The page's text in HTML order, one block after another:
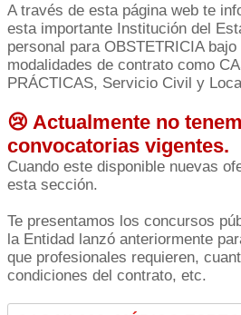
A través de esta página web te
esta importante Institución del
personal para OBSTETRICIA
modalidades de contrato como
PRÁCTICAS, Servicio Civil y
😢 Actualmente no
convocatorias vigentes.
Cuando este disponible nuevas
esta sección.
Te presentamos los concursos
la Entidad lanzó anteriormente
que profesionales requieren,
condiciones del contrato, etc.